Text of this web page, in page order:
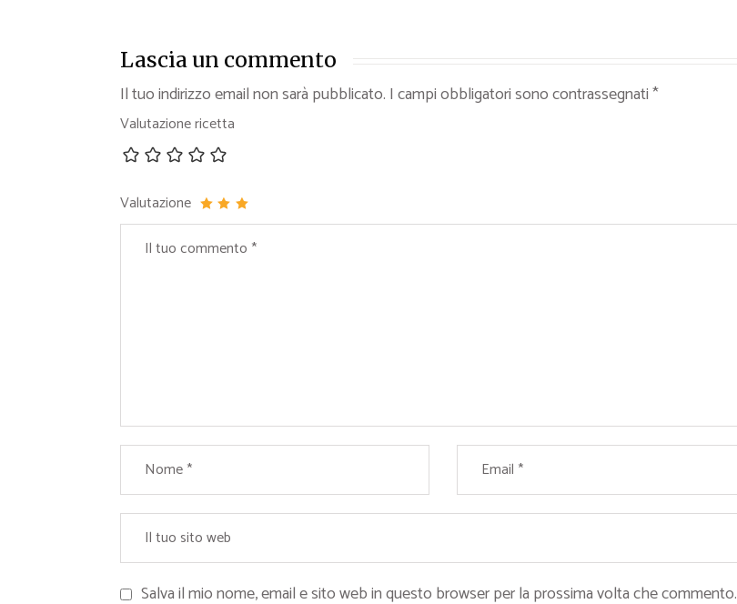
Lascia un commento
Il tuo indirizzo email non sarà pubblicato. I campi obbligatori sono contrassegnati*
Valutazione ricetta
Valutazione
Salva il mio nome, email e sito web in questo browser per la prossima volta che commento.